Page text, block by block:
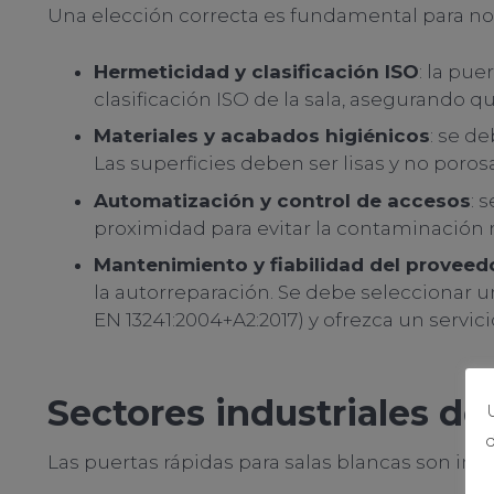
Una elección correcta es fundamental para
Hermeticidad y clasificación ISO: la
clasificación ISO de la sala, asegurando
Materiales y acabados higiénicos: se
Las superficies deben ser lisas y no
Automatización y control de accesos:
proximidad para evitar la
Mantenimiento y fiabilidad del
la autorreparación. Se debe
EN 13241:2004+A2:2017) y ofrezca un
Sectores industriales
Las puertas rápidas para salas blancas son